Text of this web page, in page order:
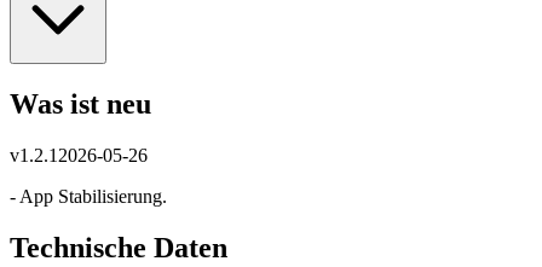
Was ist neu
v1.2.1 2026-05-26
- App Stabilisierung.
Technische Daten